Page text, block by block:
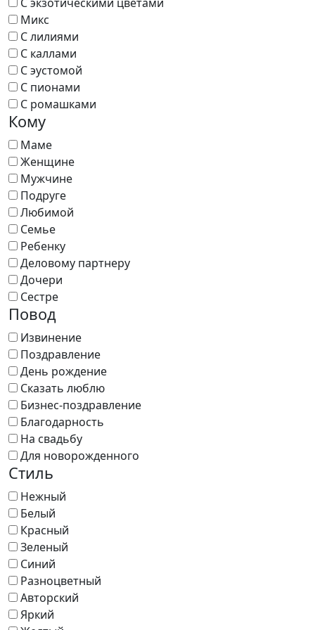
Микс
С лилиями
С каллами
С эустомой
С пионами
С ромашками
Кому
Маме
Женщине
Мужчине
Подруге
Любимой
Семье
Ребенку
Деловому партнеру
Дочери
Сестре
Повод
Извинение
Поздравление
День рождение
Сказать люблю
Бизнес-поздравление
Благодарность
На свадьбу
Для новорожденного
Стиль
Нежный
Белый
Красный
Зеленый
Синий
Разноцветный
Авторский
Яркий